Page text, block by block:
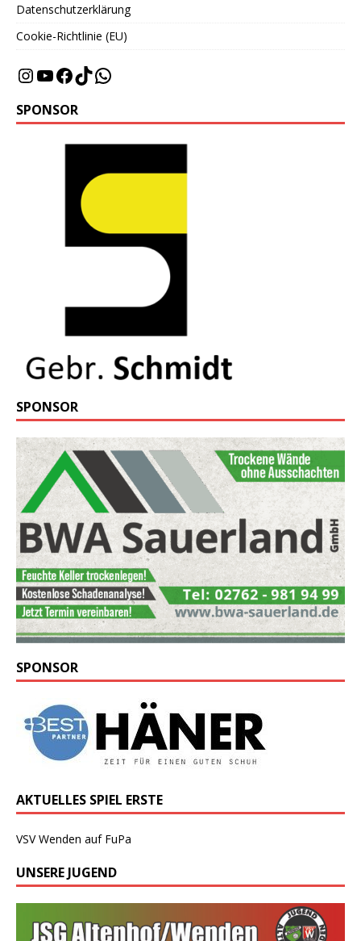
Datenschutzerklärung
Cookie-Richtlinie (EU)
SPONSOR
SPONSOR
SPONSOR
AKTUELLES SPIEL ERSTE
VSV Wenden auf FuPa
UNSERE JUGEND